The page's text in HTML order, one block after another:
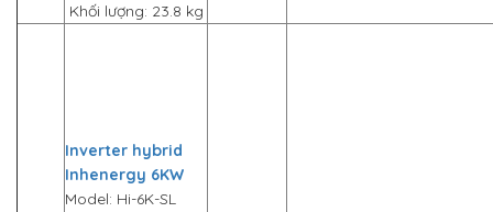
Khối lượng: 23.8 kg
Inverter hybrid
Inhenergy 6KW
Model: Hi-6K-SL